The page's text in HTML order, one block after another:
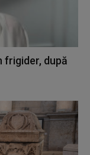
frigider, după